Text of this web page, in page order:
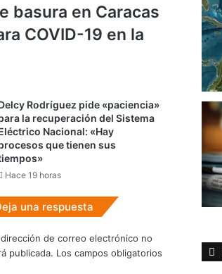
basura en Caracas
COVID-19 en la
Rodríguez pide «paciencia»
la recuperación del Sistema
Nacional: «Hay
que tienen sus
Hace 19 horas
una respuesta
de correo electrónico no
publicada. Los campos obligatorios